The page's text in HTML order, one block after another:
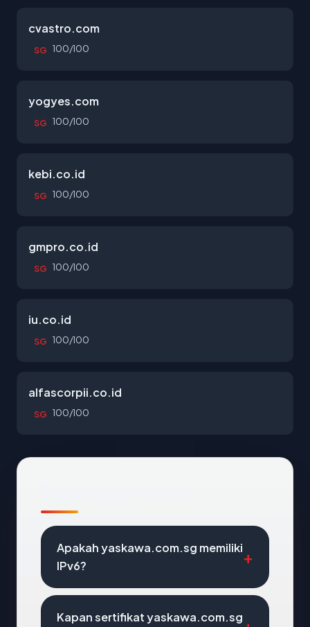
cvastro.com
SG 100/100
yogyes.com
SG 100/100
kebi.co.id
SG 100/100
gmpro.co.id
SG 100/100
iu.co.id
SG 100/100
alfascorpii.co.id
SG 100/100
Apakah yaskawa.com.sg memiliki
IPv6?
Kapan sertifikat yaskawa.com.sg